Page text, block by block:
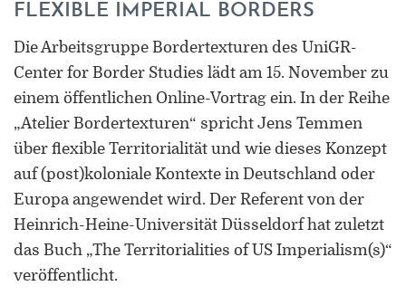
FLEXIBLE IMPERIAL BORDERS
Die Arbeitsgruppe Bordertexturen des UniGR-
Center for Border Studies lädt am 15. November zu
einem öffentlichen Online-Vortrag ein. In der Reihe
„Atelier Bordertexturen“ spricht Jens Temmen
über flexible Territorialität und wie dieses Konzept
auf (post)koloniale Kontexte in Deutschland oder
Europa angewendet wird. Der Referent von der
Heinrich-Heine-Universität Düsseldorf hat zuletzt
das Buch „The Territorialities of US Imperialism(s)“
veröffentlicht.